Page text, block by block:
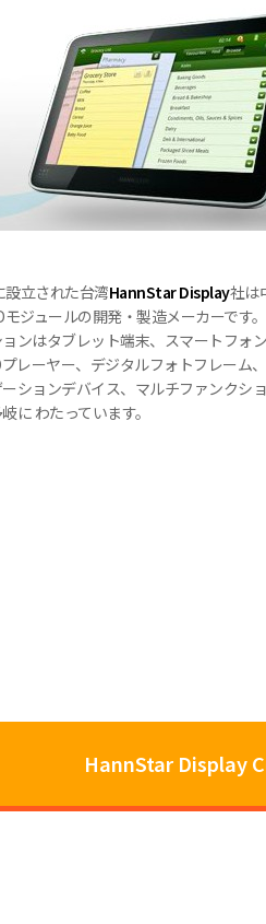
設立された台湾HannStar Display社は
モジュールの開発・製造メーカーです
ンはタブレット端末、スマートフォ
レーヤー、デジタルフォトフレーム
ションデバイス、マルチファンクシ
に わたっています。
HannStar Display